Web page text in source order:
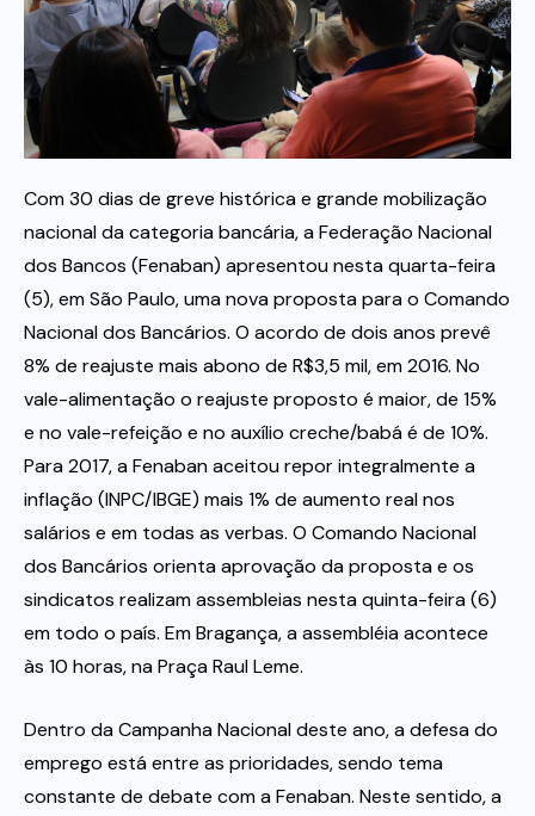
Itau
Financeiras e Cooperativas
Com 30 dias de greve histórica e grande mobilização
nacional da categoria bancária, a Federação Nacional
dos Bancos (Fenaban) apresentou nesta quarta-feira
(5), em São Paulo, uma nova proposta para o Comando
Nacional dos Bancários. O acordo de dois anos prevê
8% de reajuste mais abono de R$3,5 mil, em 2016. No
vale-alimentação o reajuste proposto é maior, de 15%
e no vale-refeição e no auxílio creche/babá é de 10%.
Para 2017, a Fenaban aceitou repor integralmente a
inflação (INPC/IBGE) mais 1% de aumento real nos
salários e em todas as verbas. O Comando Nacional
dos Bancários orienta aprovação da proposta e os
sindicatos realizam assembleias nesta quinta-feira (6)
em todo o país. Em Bragança, a assembléia acontece
às 10 horas, na Praça Raul Leme.
Dentro da Campanha Nacional deste ano, a defesa do
emprego está entre as prioridades, sendo tema
constante de debate com a Fenaban. Neste sentido, a